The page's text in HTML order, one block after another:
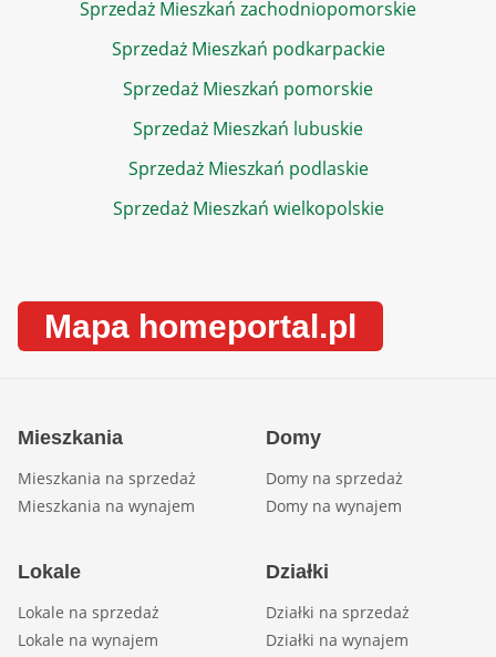
Sprzedaż Mieszkań zachodniopomorskie
Sprzedaż Mieszkań podkarpackie
Sprzedaż Mieszkań pomorskie
Sprzedaż Mieszkań lubuskie
Sprzedaż Mieszkań podlaskie
Sprzedaż Mieszkań wielkopolskie
Mapa homeportal.pl
Mieszkania
Mieszkania na sprzedaż
Mieszkania na wynajem
Domy
Domy na sprzedaż
Domy na wynajem
Lokale
Lokale na sprzedaż
Lokale na wynajem
Działki
Działki na sprzedaż
Działki na wynajem